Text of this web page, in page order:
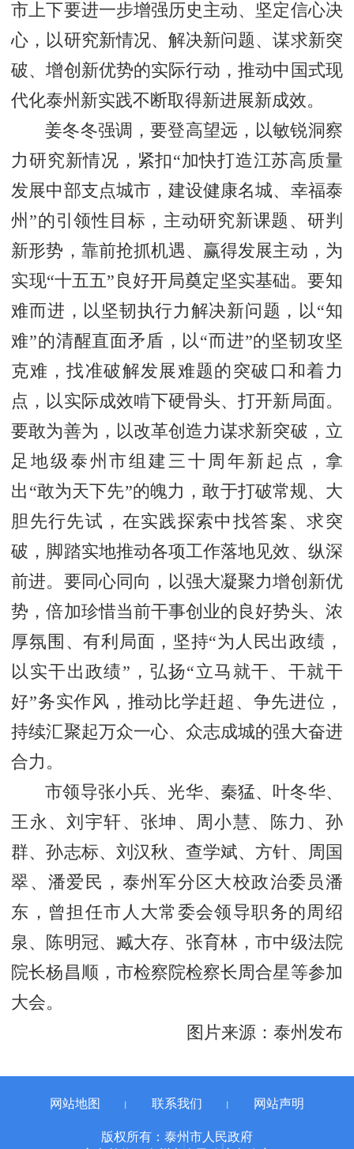
市上下要进一步增强历史主动、坚定信心决
心，以研究新情况、解决新问题、谋求新突
破、增创新优势的实际行动，推动中国式现
代化泰州新实践不断取得新进展新成效。
姜冬冬强调，要登高望远，以敏锐洞察
力研究新情况，紧扣“加快打造江苏高质量
发展中部支点城市，建设健康名城、幸福泰
州”的引领性目标，主动研究新课题、研判
新形势，靠前抢抓机遇、赢得发展主动，为
实现“十五五”良好开局奠定坚实基础。要知
难而进，以坚韧执行力解决新问题，以“知
难”的清醒直面矛盾，以“而进”的坚韧攻坚
克难，找准破解发展难题的突破口和着力
点，以实际成效啃下硬骨头、打开新局面。
要敢为善为，以改革创造力谋求新突破，立
足地级泰州市组建三十周年新起点，拿
出“敢为天下先”的魄力，敢于打破常规、大
胆先行先试，在实践探索中找答案、求突
破，脚踏实地推动各项工作落地见效、纵深
前进。要同心同向，以强大凝聚力增创新优
势，倍加珍惜当前干事创业的良好势头、浓
厚氛围、有利局面，坚持“为人民出政绩，
以实干出政绩”，弘扬“立马就干、干就干
好”务实作风，推动比学赶超、争先进位，
持续汇聚起万众一心、众志成城的强大奋进
合力。
市领导张小兵、光华、秦猛、叶冬华、
王永、刘宇轩、张坤、周小慧、陈力、孙
群、孙志标、刘汉秋、查学斌、方针、周国
翠、潘爱民，泰州军分区大校政治委员潘
东，曾担任市人大常委会领导职务的周绍
泉、陈明冠、臧大存、张育林，市中级法院
院长杨昌顺，市检察院检察长周合星等参加
大会。
图片来源：泰州发布
网站地图 联系我们 网站声明
版权所有：泰州市人民政府